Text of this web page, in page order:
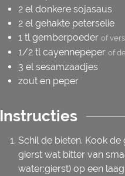
2 el donkere sojasaus
2 el gehakte peterselie
1 tl gemberpoeder of
1/2 tl cayennepeper of
3 el sesamzaadjes
zout en peper
Instructies
Schil de bieten. Kook
gierst wat bitter van
water:gierst) op een